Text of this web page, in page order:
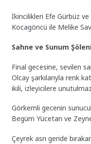
İkincilikleri Efe Gürbüz
Kocagöncü ile Melike
Sahne ve Sunum
Final gecesine, sevilen
Olcay şarkılarıyla renk
ikili, izleyicilere
Görkemli gecenin
Begüm Yücetan ve
Çeyrek asrı geride